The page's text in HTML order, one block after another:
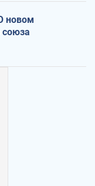
новом
союза